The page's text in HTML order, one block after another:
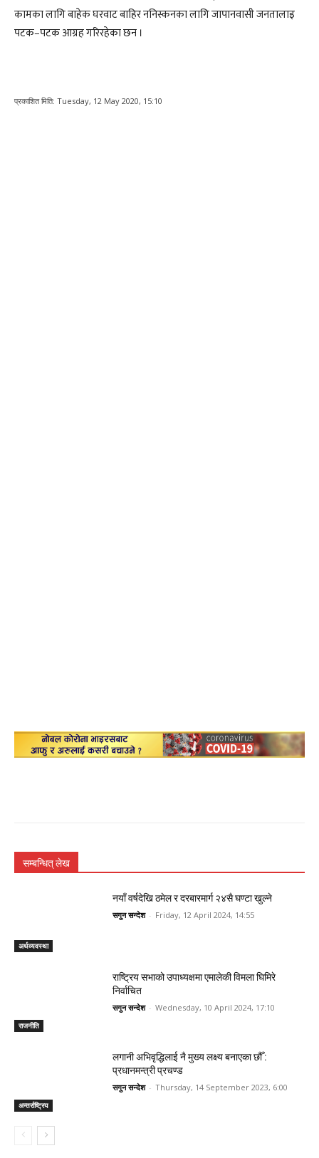
कामका लागि बाहेक घरवाट बाहिर ननिस्कनका लागि जापानवासी जनतालाइ
पटक–पटक आग्रह गरिरहेका छन ।
प्रकाशित मिति: Tuesday, 12 May 2020, 15:10
सम्बन्धित् लेख
अर्थव्यवस्था
नयाँ वर्षदेखि ठमेल र दरबारमार्ग २४सै घण्टा खुल्ने
सगुन सन्देश - Friday, 12 April 2024, 14:55
राजनीति
राष्ट्रिय सभाको उपाध्यक्षमा एमालेकी विमला घिमिरे
निर्वाचित
सगुन सन्देश - Wednesday, 10 April 2024, 17:10
अन्तर्राष्ट्रिय
लगानी अभिवृद्धिलाई नै मुख्य लक्ष्य बनाएका छौँ :
प्रधानमन्त्री प्रचण्ड
सगुन सन्देश - Thursday, 14 September 2023, 6:00